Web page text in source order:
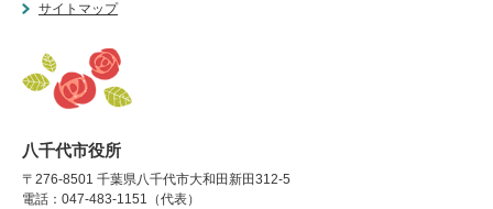
サイトマップ
八千代市役所
〒276-8501 千葉県八千代市大和田新田312-5
電話：047-483-1151（代表）